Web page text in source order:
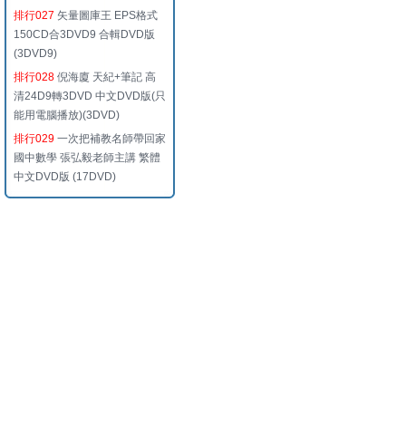
排行027 矢量圖庫王 EPS格式
150CD合3DVD9 合輯DVD版
(3DVD9)
排行028 倪海廈 天紀+筆記 高
清24D9轉3DVD 中文DVD版(只
能用電腦播放)(3DVD)
排行029 一次把補教名師帶回家
國中數學 張弘毅老師主講 繁體
中文DVD版 (17DVD)